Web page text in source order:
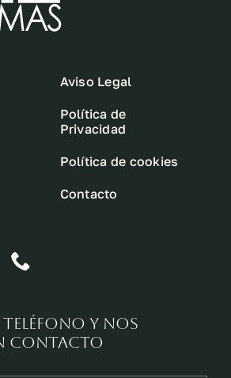
Aviso Legal
Política de
Privacidad
Política de cookies
Contacto
teléfono y nos
contacto